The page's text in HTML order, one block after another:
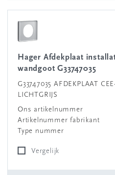
Hager Afdekplaat installatiecomponenten
wandgoot G33747035
G33747035 AFDEKPLAAT
LICHTGRIJS
Ons artikelnummer
Artikelnummer fabrikant
Type nummer
Vergelijk